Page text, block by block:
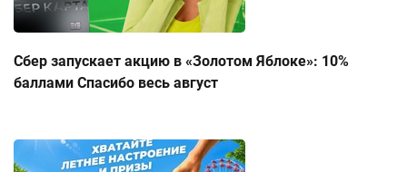
Сбер запускает акцию в «Золотом Яблоке»: 10%
баллами Спасибо весь август